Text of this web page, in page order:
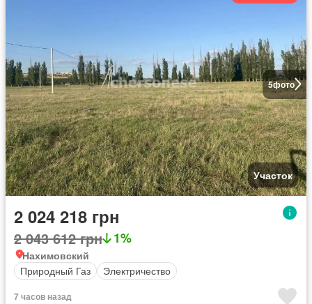
5фото
Участок
2 024 218 грн
2 043 612 грн 1%
Нахимовский
Природный Газ
Электричество
7 часов назад